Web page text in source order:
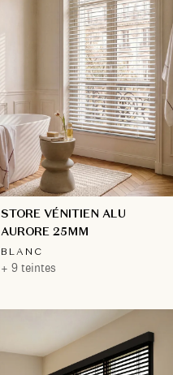
STORE VÉNITIEN ALU
AURORE 25MM
BLANC
+ 9 teintes